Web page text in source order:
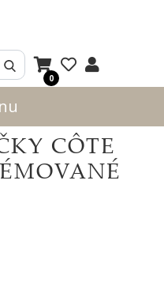
0
CÔTE